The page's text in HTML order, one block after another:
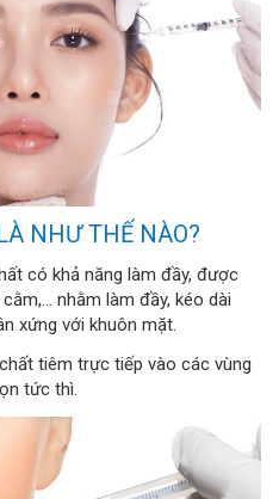
NHƯ THẾ NÀO?
có khả năng làm đầy, được
nhằm làm đầy, kéo dài
xứng với khuôn mặt.
tiêm trực tiếp vào các vùng
tức thì.